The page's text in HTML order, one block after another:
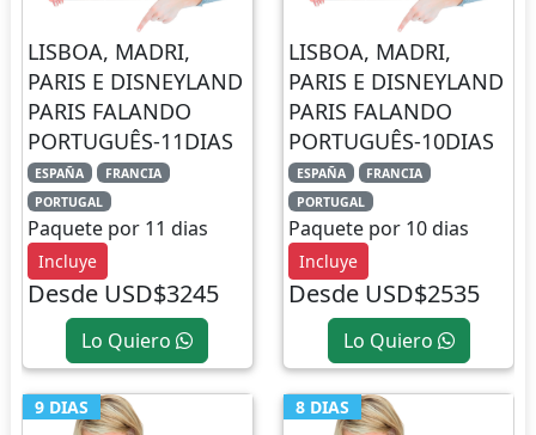
LISBOA, MADRI,
PARIS E DISNEYLAND
PARIS FALANDO
PORTUGUÊS-11DIAS
ESPAÑA
FRANCIA
PORTUGAL
Paquete por 11 dias
Incluye
Desde USD$3245
Lo Quiero
LISBOA, MADRI,
PARIS E DISNEYLAND
PARIS FALANDO
PORTUGUÊS-10DIAS
ESPAÑA
FRANCIA
PORTUGAL
Paquete por 10 dias
Incluye
Desde USD$2535
Lo Quiero
9 DIAS 8 DIAS